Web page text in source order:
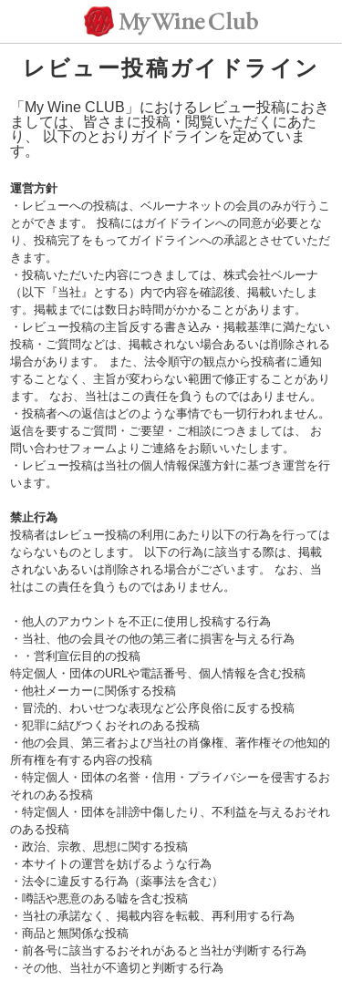
レビュー投稿ガイドライン
「My Wine CLUB」におけるレビュー投稿におき
ましては、皆さまに投稿・閲覧いただくにあた
り、 以下のとおりガイドラインを定めていま
す。
運営方針
・レビューへの投稿は、ベルーナネットの会員のみが行うこ
とができます。 投稿にはガイドラインへの同意が必要とな
り、投稿完了をもってガイドラインへの承認とさせていただ
きます。
・投稿いただいた内容につきましては、株式会社ベルーナ
（以下『当社』とする）内で内容を確認後、掲載いたしま
す。掲載までには数日お時間がかかることがあります。
・レビュー投稿の主旨反する書き込み・掲載基準に満たない
投稿・ご質問などは、掲載されない場合あるいは削除される
場合があります。 また、法令順守の観点から投稿者に通知
することなく、主旨が変わらない範囲で修正することがあり
ます。 なお、当社はこの責任を負うものではありません。
・投稿者への返信はどのような事情でも一切行われません。
返信を要するご質問・ご要望・ご相談につきましては、 お
問い合わせフォームよりご連絡をお願いいたします。
・レビュー投稿は当社の個人情報保護方針に基づき運営を行
います。
禁止行為
投稿者はレビュー投稿の利用にあたり以下の行為を行っては
ならないものとします。 以下の行為に該当する際は、掲載
されないあるいは削除される場合がございます。 なお、当
社はこの責任を負うものではありません。
・他人のアカウントを不正に使用し投稿する行為
・当社、他の会員その他の第三者に損害を与える行為
・・営利宣伝目的の投稿
特定個人・団体のURLや電話番号、個人情報を含む投稿
・他社メーカーに関係する投稿
・冒涜的、わいせつな表現など公序良俗に反する投稿
・犯罪に結びつくおそれのある投稿
・他の会員、第三者および当社の肖像権、著作権その他知的
所有権を有する内容の投稿
・特定個人・団体の名誉・信用・プライバシーを侵害するお
それのある投稿
・特定個人・団体を誹謗中傷したり、不利益を与えるおそれ
のある投稿
・政治、宗教、思想に関する投稿
・本サイトの運営を妨げるような行為
・法令に違反する行為（薬事法を含む）
・噂話や悪意のある嘘を含む投稿
・当社の承諾なく、掲載内容を転載、再利用する行為
・商品と無関係な投稿
・前各号に該当するおそれがあると当社が判断する行為
・その他、当社が不適切と判断する行為